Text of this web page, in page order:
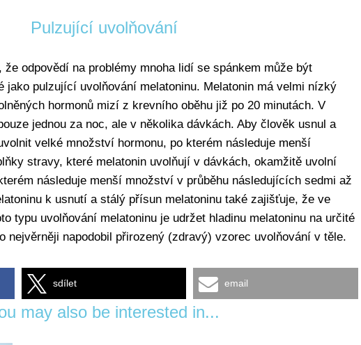
Pulzující uvolňování
odpovědí na problémy mnoha lidí se spánkem může být
jako pulzující uvolňování melatoninu. Melatonin má velmi nízký
hormonů mizí z krevního oběhu již po 20 minutách. V
jednou za noc, ale v několika dávkách. Aby člověk usnul a
velké množství hormonu, po kterém následuje menší
stravy, které melatonin uvolňují v dávkách, okamžitě uvolní
následuje menší množství v průběhu následujících sedmi až
k usnutí a stálý přísun melatoninu také zajišťuje, že ve
typu uvolňování melatoninu je udržet hladinu melatoninu na určité
nejvěrněji napodobil přirozený (zdravý) vzorec uvolňování v těle.
sdílet email
may also be interested in...